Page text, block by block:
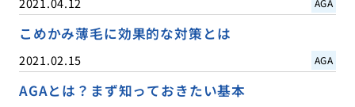
AGA
こめかみ薄毛に効果的な対策とは
2021.02.15 AGA
AGAとは？まず知っておきたい基本